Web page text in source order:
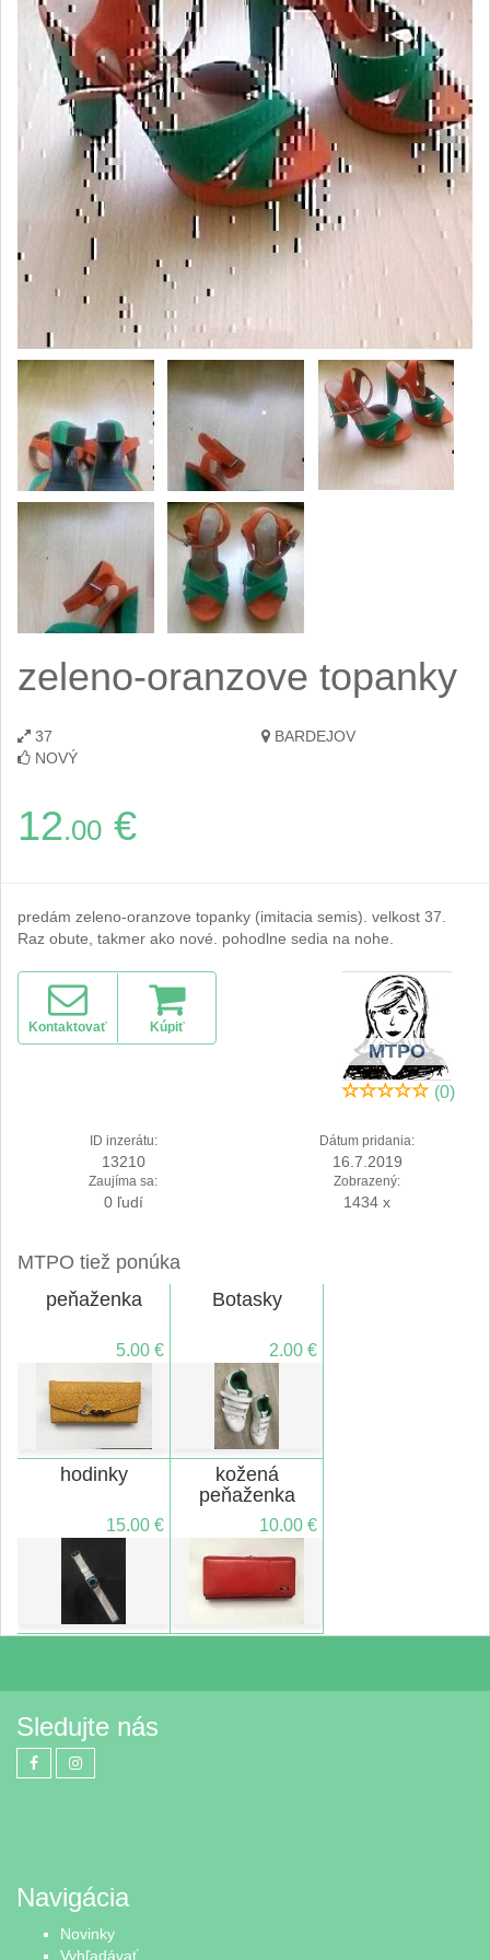
zeleno-oranzove topanky
37
BARDEJOV
NOVÝ
12.00 €
predám zeleno-oranzove topanky (imitacia semis). velkost 37.
Raz obute, takmer ako nové. pohodlne sedia na nohe.
Kontaktovať Kúpiť
MTPO
(0)
ID inzerátu:
13210
Dátum pridania:
16.7.2019
Zaujíma sa:
0 ľudí
Zobrazený:
1434 x
MTPO tiež ponúka
peňaženka
5.00 €
Botasky
2.00 €
hodinky
15.00 €
kožená
peňaženka
cavaldi10.00 €
Sledujte nás
Navigácia
Novinky
Vyhľadávať